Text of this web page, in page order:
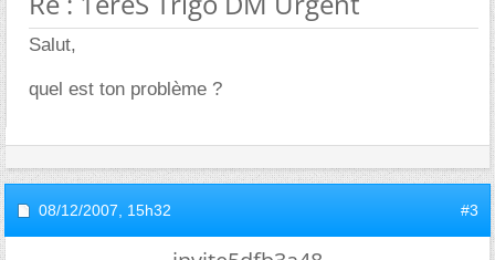
Salut,
quel est ton problème ?
08/12/2007, 15h32 #3